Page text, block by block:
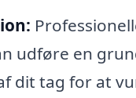
udføre en
dit tag for at